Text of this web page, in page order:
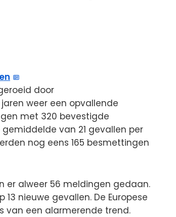
door
weer een opvallende
met 320 bevestigde
van 21 gevallen per
nog eens 165 besmettingen
er alweer 56 meldingen gedaan.
nieuwe gevallen. De Europese
van een alarmerende trend.